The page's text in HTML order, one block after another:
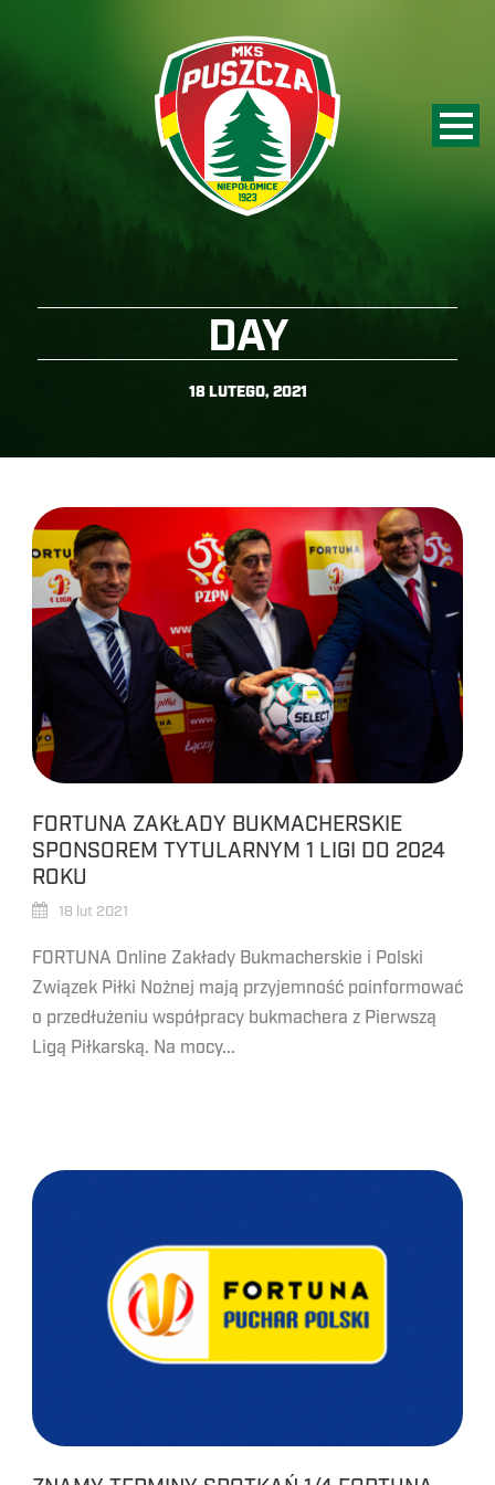
DAY
18 LUTEGO, 2021
FORTUNA ZAKŁADY BUKMACHERSKIE
SPONSOREM TYTULARNYM 1 LIGI DO 2024
ROKU
18 lut 2021
FORTUNA Online Zakłady Bukmacherskie i Polski
Związek Piłki Nożnej mają przyjemność poinformować
o przedłużeniu współpracy bukmachera z Pierwszą
Ligą Piłkarską. Na mocy...